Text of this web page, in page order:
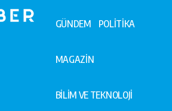
GÜNDEM POLİTİKA
MAGAZİN
BİLİM VE TEKNOLOJİ